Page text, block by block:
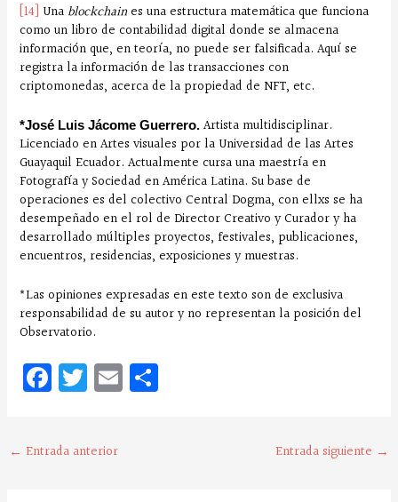
[14] Una blockchaines una estructura matemática que funciona
como un libro de contabilidad digital donde se almacena
información que, en teoría, no puede ser falsificada. Aquí se
registra la información de las transacciones con
criptomonedas, acerca de la propiedad de NFT, etc.
*José Luis Jácome Guerrero. Artista multidisciplinar.
Licenciado en Artes visuales por la Universidad de las Artes
Guayaquil Ecuador. Actualmente cursa una maestría en
Fotografía y Sociedad en América Latina. Su base de
operaciones es del colectivo Central Dogma, con ellxs se ha
desempeñado en el rol de Director Creativo y Curador y ha
desarrollado múltiples proyectos, festivales, publicaciones,
encuentros, residencias, exposiciones y muestras.
*Las opiniones expresadas en este texto son de exclusiva
responsabilidad de su autor y no representan la posición del
Observatorio.
Fa
ce
bo
o
T
w
it
te
E
m
← Entrada anterior Entrada siguiente →